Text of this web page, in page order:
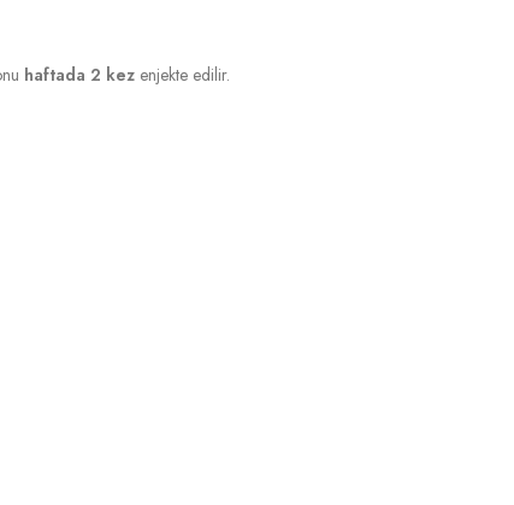
haftada 2 kez enjekte edilir.